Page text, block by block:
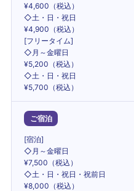
¥4,600（税込）
◇土・日・祝日
¥4,900（税込）
[フリータイム]
◇月～金曜日
¥5,200（税込）
◇土・日・祝日
¥5,700（税込）
ご宿泊
[宿泊]
◇月～金曜日
¥7,500（税込）
◇土・日・祝日・祝前日
¥8,000（税込）